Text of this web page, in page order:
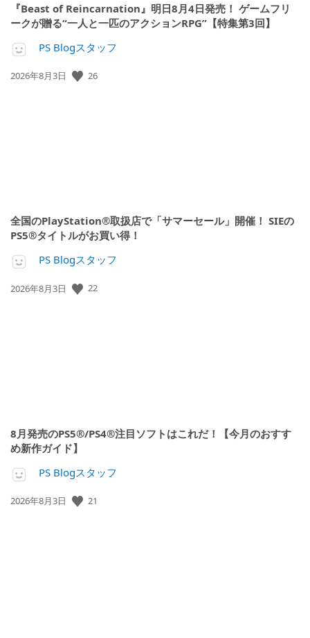
『Beast of Reincarnation』明日8月4日発売！ ゲームフリ
ークが贈る“一人と一匹のアクションRPG”【特集第3回】
PS Blogスタッフ
公
2026年8月3日 26
全国のPlayStation®取扱店で「サマーセール」開催！ SIEの
PS5®タイトルがお買い得！
PS Blogスタッフ
公
2026年8月3日 22
8月発売のPS5®/PS4®注目ソフトはこれだ！【今月のおすす
め新作ガイド】
PS Blogスタッフ
公
2026年8月3日 21